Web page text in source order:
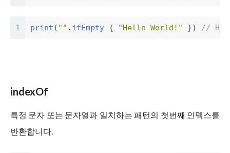
1 print ( "" . ifEmpty { "Hello World!" }) //
indexOf
특정 문자 또는 문자열과 일치하는 패턴의 첫번째 인덱스를
반환합니다.